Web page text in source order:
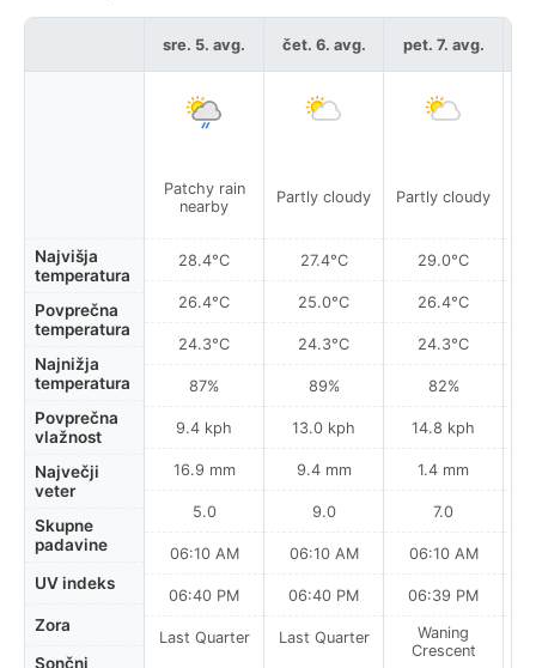
Najvišja
temperatura
Povprečna
temperatura
Najnižja
temperatura
Povprečna
vlažnost
Največji
veter
Skupne
padavine
UV indeks
Zora
Sončni
sre. 5. avg.
Patchy rain
nearby
28.4°C
26.4°C
24.3°C
87%
9.4 kph
16.9 mm
5.0
06:10 AM
06:40 PM
Last Quarter
čet. 6. avg.
Partly cloudy
27.4°C
25.0°C
24.3°C
89%
13.0 kph
9.4 mm
9.0
06:10 AM
06:40 PM
Last Quarter
pet. 7. avg.
Partly cloudy
29.0°C
26.4°C
24.3°C
82%
14.8 kph
1.4 mm
7.0
06:10 AM
06:39 PM
Waning
Crescent